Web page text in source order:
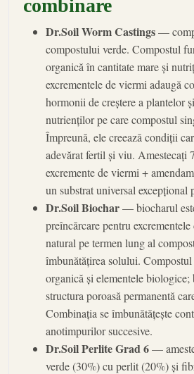
combinare
Dr.Soil Worm Castings—
compostului verde. Compostul
organică în cantitate mare și
excrementele de viermi adaugă
hormonii de creștere a plantelor
nutrienților pe care compostul
Împreună, ele creează condiții
adevărat fertil și viu. Amestecați
excremente de viermi +
un substrat universal excepțional
Dr.Soil Biochar— biocharul
preîncărcare pentru
natural pe termen lung al
îmbunătățirea solului.
organică și elementele biologice;
structura poroasă permanentă
Combinația se îmbunătățește
anotimpurilor succesive.
Dr.Soil Perlite Grad 6—
verde (30%) cu perlit (20%) și